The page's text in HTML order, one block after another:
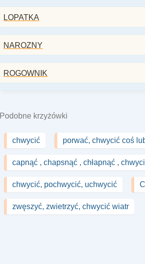
LOPATKA
NAROZNY
ROGOWNIK
Podobne krzyżówki
chwycić porwać, chwycić coś
capnąć , chapsnąć , chłapnąć ,
chwycić, pochwycić, uchwycić
zwęszyć, zwietrzyć, chwycić wiatr